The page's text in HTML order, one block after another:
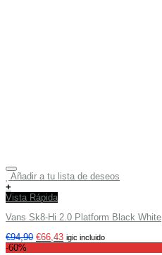
Añadir a tu lista de deseos
+
Vista Rápida
Vans Sk8-Hi 2.0 Platform Black White
€94,90 €66,43 igic incluido
-60%